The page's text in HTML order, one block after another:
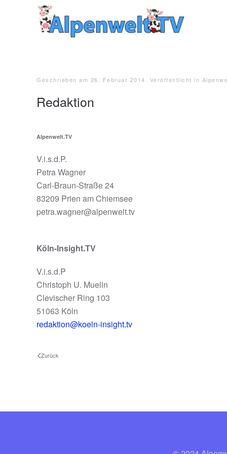
Zum Hauptinhalt springen
Geschrieben am 26. Februar 2014 . Veröffentlicht in
Redaktion
Alpenwelt.TV
V.i.s.d.P.
Petra Wagner
Carl-Braun-Straße 24
83209 Prien am Chiemsee
petra.wagner@alpenwelt.tv
Köln-Insight.TV
V.i.s.d.P
Christoph U. Muelln
Clevischer Ring 103
51063 Köln
redaktion@koeln-insight.tv
Zurück